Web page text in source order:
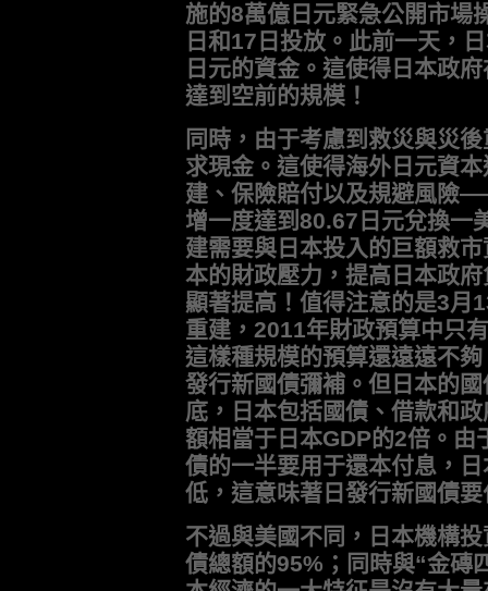
施的8萬億日元緊急公開市場
日和17日投放。此前一天，
日元的資金。這使得日本政
達到空前的規模！
同時，由于考慮到救災與災
求現金。這使得海外日元資
建、保險賠付以及規避風險
增一度達到80.67日元兌換一
建需要與日本投入的巨額救
本的財政壓力，提高日本政
顯著提高！值得注意的是3月
重建，2011年財政預算中只
這樣種規模的預算還遠遠不
發行新國債彌補。但日本的
底，日本包括國債、借款和
額相當于日本GDP的2倍。由
債的一半要用于還本付息，
低，這意味著日發行新國債
不過與美國不同，日本機構
債總額的95%；同時與“金磚